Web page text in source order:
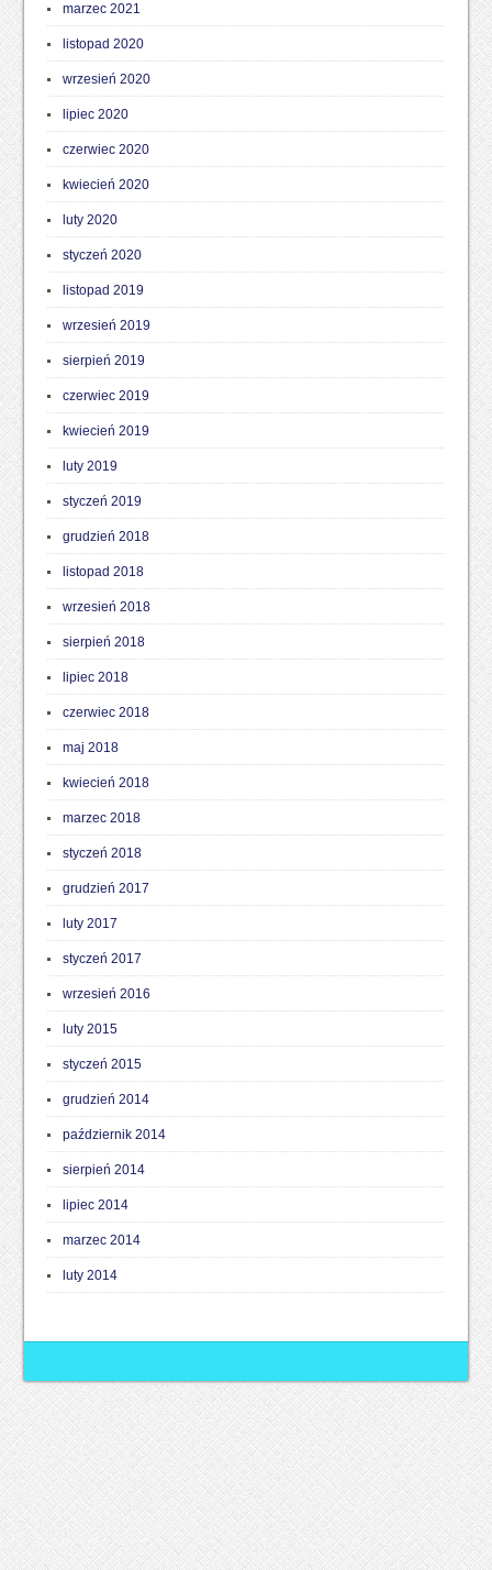
marzec 2021
listopad 2020
wrzesień 2020
lipiec 2020
czerwiec 2020
kwiecień 2020
luty 2020
styczeń 2020
listopad 2019
wrzesień 2019
sierpień 2019
czerwiec 2019
kwiecień 2019
luty 2019
styczeń 2019
grudzień 2018
listopad 2018
wrzesień 2018
sierpień 2018
lipiec 2018
czerwiec 2018
maj 2018
kwiecień 2018
marzec 2018
styczeń 2018
grudzień 2017
luty 2017
styczeń 2017
wrzesień 2016
luty 2015
styczeń 2015
grudzień 2014
październik 2014
sierpień 2014
lipiec 2014
marzec 2014
luty 2014